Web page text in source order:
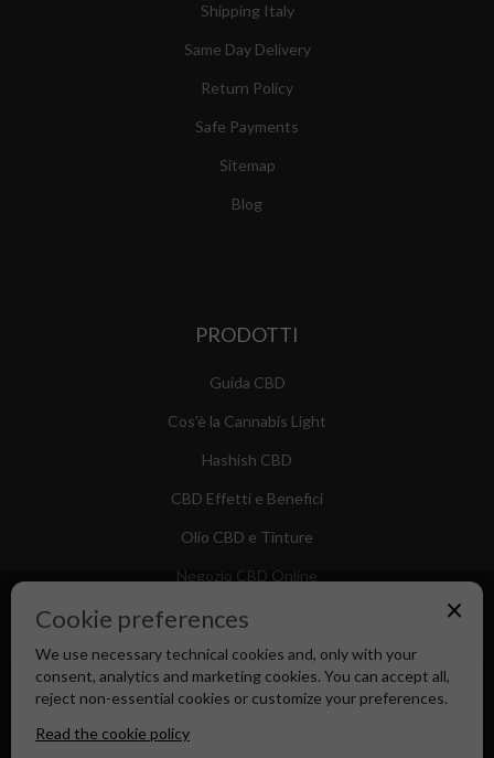
Shipping Italy
Same Day Delivery
Return Policy
Safe Payments
Sitemap
Blog
PRODOTTI
Guida CBD
Cos'è la Cannabis Light
Hashish CBD
CBD Effetti e Benefici
Olio CBD e Tinture
Negozio CBD Online
×
Cookie preferences
We use necessary technical cookies and, only with your
consent, analytics and marketing cookies. You can accept all,
reject non-essential cookies or customize your preferences.
Read the cookie policy
Canapa Market - Il tuo Shop di Fiducia dal 2018